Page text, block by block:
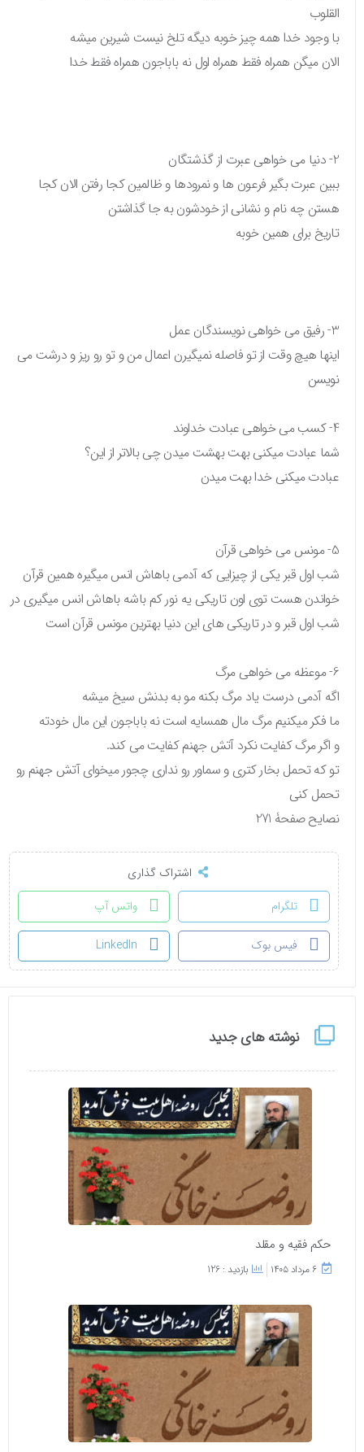
نوشته های جدید
حکم فقیه و مقلد
۶ مرداد ۱۴۰۵ بازدید : 126
القلوب
با وجود خدا همه چیز خوبه دیگه تلخ نیست شیرین میشه
الان میگن همراه فقط همراه اول نه باباجون همراه فقط خدا
ببین عبرت بگیر فرعون ها و نمرودها و ظالمین کجا رفتن الان کجا
هستن چه نام و نشانی از خودشون به جا گذاشتن
تاریخ برای همین خوبه
اینها هیچ وقت از تو فاصله نمیگیرن اعمال من و تو رو ریز و درشت می
نویسن
شما عبادت میکنی بهت بهشت میدن چی بالاتر از این؟
عبادت میکنی خدا بهت میدن
شب اول قبر یکی از چیزایی که آدمی باهاش انس میگیره همین قرآن
خواندن هست توی اون تاریکی یه نور کم باشه باهاش انس میگیری در
شب اول قبر و در تاریکی های این دنیا بهترین مونس قرآن است
اگه آدمی درست یاد مرگ بکنه مو به بدنش سیخ میشه
ما فکر میکنیم مرگ مال همسایه است نه باباجون این مال خودته
و اگر مرگ کفایت نکرد آتش جهنم کفایت می کند.
تو که تحمل بخار کتری و سماور رو نداری چجور میخوای آتش جهنم رو
تحمل کنی
نصایح صفحۀ 271
اشتراک گذاری
تلگرام
واتس آپ
فیس بوک LinkedIn